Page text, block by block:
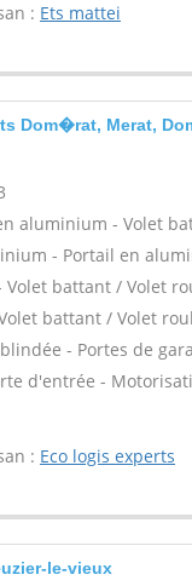
: Ets mattei
Dom�rat, Merat,
aluminium - Volet
- Portail en
Volet battant / Volet
battant / Volet
- Portes de
d'entrée -
: Eco logis experts
le-vieux